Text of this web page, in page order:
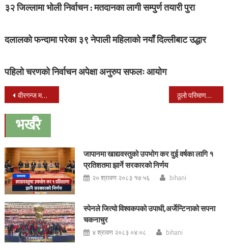
३२ जिल्लामा भोली निर्वाचन : मतदानका लागी सम्पुर्ण तयारी पुरा
दलालको फन्दामा परेका ३९ नेपाली महिलाको नयाँ दिल्लीबाट उद्धार
पहिलो चरणको निर्वाचन अपेक्षा अनुरुप सफलः आयोग
Post
navigation
वीरगन्ज महानगरपालिकाको मेयरमा फोरम नेपालका सरावगी विजयी ठूलो परिमाणमा भारतबाट नेपाल भित्र्याउन लागिएको तरवार बरामद
भर्खरै
जापानमा खाद्यवस्तुको उपभोग कर दुई वर्षका लागि १
प्रतिशतमा झार्ने सरकारको निर्णय
२० श्रावण २०८३ १७:५६ bihani
स्पेनले जित्यो विश्वकपको उपाधी,अर्जेन्टिनाको सपना
चकनाचुर
४ श्रावण २०८३ ०४:०८ bihani